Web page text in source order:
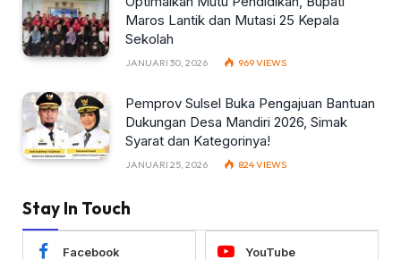
Maros Lantik dan Mutasi 25 Kepala
Sekolah
JANUARI 30, 2026 969VIEWS
Pemprov Sulsel Buka Pengajuan Bantuan
Dukungan Desa Mandiri 2026, Simak
Syarat dan Kategorinya!
JANUARI 25, 2026 824VIEWS
Stay In Touch
Facebook YouTube